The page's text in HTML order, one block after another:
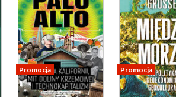
Promocja Promocja